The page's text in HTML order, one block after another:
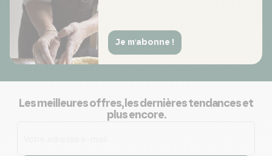
Je m'abonne !
Les meilleures offres, les dernières tendances et
plus encore.